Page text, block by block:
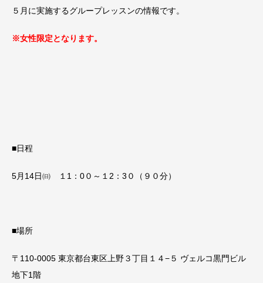
５月に実施するグループレッスンの情報です。
※女性限定となります。
■日程
5月14日㈰ １1：0０～１2：3０（９０分）
■場所
〒110-0005 東京都台東区上野３丁目１４−５ ヴェルコ黒門ビル
地下1階